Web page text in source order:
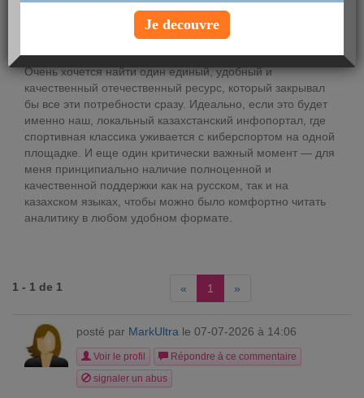
..............
Очень хочется найти один единый, удобный и
качественный отечественный ресурс, который закрывал
бы все эти потребности сразу. Идеально, если это будет
именно наш, локальный казахстанский инфопортал, где
спортивная классика уживается с киберспортом на одной
площадке. И еще один критически важный момент — для
меня принципиально наличие полноценной и
качественной поддержки как на русском, так и на
казахском языках, чтобы можно было комфортно читать
аналитику в любом удобном формате.
1 - 1 de 1 « 1 »
posté par MarkUltra le 07-07-2026 à 14:06
Voir le profil
Répondre à ce commentaire
signaler un abus
Je decouvre